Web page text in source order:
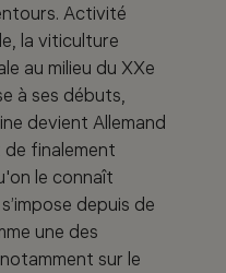
Activité
la viticulture
au milieu du XXe
à ses débuts,
devient Allemand
finalement
le connaît
depuis de
une des
sur le